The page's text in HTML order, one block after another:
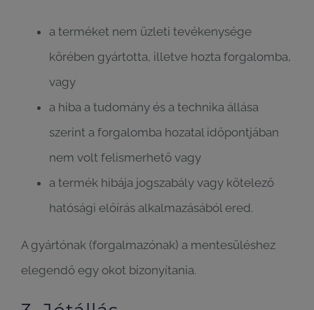
a terméket nem üzleti tevékenysége
körében gyártotta, illetve hozta forgalomba,
vagy
a hiba a tudomány és a technika állása
szerint a forgalomba hozatal időpontjában
nem volt felismerhető vagy
a termék hibája jogszabály vagy kötelező
hatósági előírás alkalmazásából ered.
A gyártónak (forgalmazónak) a mentesüléshez
elegendő egy okot bizonyítania.